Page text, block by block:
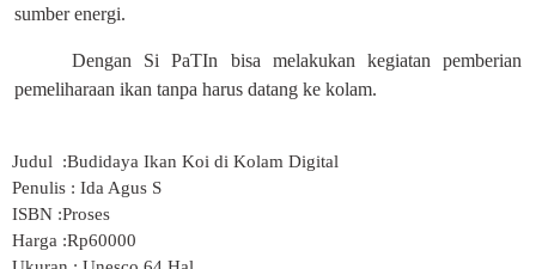
sumber energi.
Dengan Si PaTIn bisa melakukan kegiatan pemberian
pemeliharaan ikan tanpa harus datang ke kolam.
Judul :Budidaya Ikan Koi di Kolam Digital
Penulis : Ida Agus S
ISBN :Proses
Harga :Rp60000